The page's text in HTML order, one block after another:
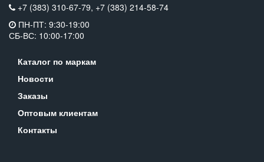
+7 (383) 310-67-79, +7 (383) 214-58-74
ПН-ПТ: 9:30-19:00
СБ-ВС: 10:00-17:00
Каталог по маркам
Новости
Заказы
Оптовым клиентам
Контакты